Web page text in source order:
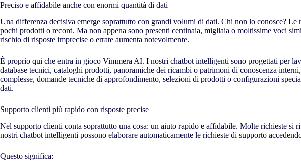
Preciso e affidabile anche con enormi quantità di dati
Una differenza decisiva emerge soprattutto con grandi volumi di dati. Chi non lo conosce?
pochi prodotti o record. Ma non appena sono presenti centinaia, migliaia o moltissime voci
rischio di risposte imprecise o errate aumenta notevolmente.
È proprio qui che entra in gioco Vimmera AI. I nostri chatbot intelligenti sono progettati per
database tecnici, cataloghi prodotti, panoramiche dei ricambi o patrimoni di conoscenza
complesse, domande tecniche di approfondimento, selezioni di prodotti o configurazioni
dati.
Supporto clienti più rapido con risposte precise
Nel supporto clienti conta soprattutto una cosa: un aiuto rapido e affidabile. Molte richieste
nostri chatbot intelligenti possono elaborare automaticamente le richieste di supporto
Questo significa: